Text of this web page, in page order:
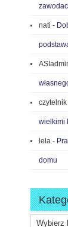
nati -
czytelnik
wielkimi
lela -
domu
Kategorie